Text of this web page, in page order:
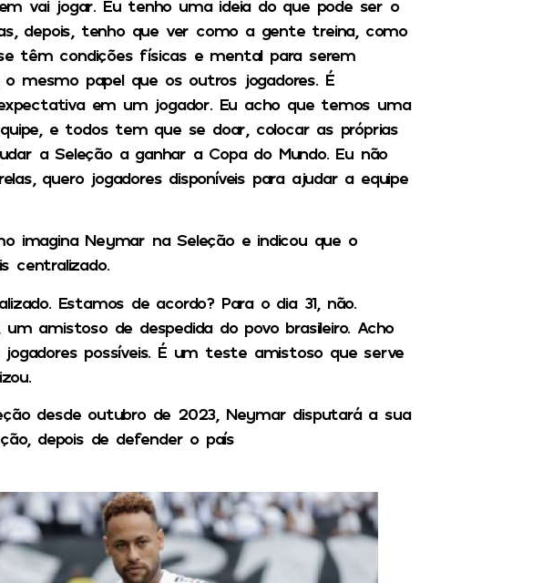
vai jogar. Eu tenho uma ideia do que pode ser o
depois, tenho que ver como a gente treina, como
têm condições físicas e mental para serem
mesmo papel que os outros jogadores. É
em um jogador. Eu acho que temos uma
e todos tem que se doar, colocar as próprias
a Seleção a ganhar a Copa do Mundo. Eu não
quero jogadores disponíveis para ajudar a equipe
imagina Neymar na Seleção e indicou que o
centralizado.
Estamos de acordo? Para o dia 31, não.
amistoso de despedida do povo brasileiro. Acho
possíveis. É um teste amistoso que serve
desde outubro de 2023, Neymar disputará a sua
depois de defender o país